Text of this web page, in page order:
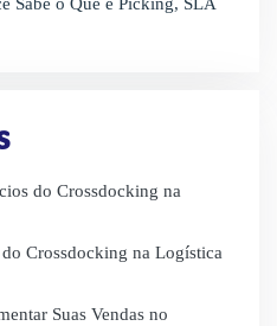
Sabe o Que é Picking, SLA
do Crossdocking na
Crossdocking na Logística
Suas Vendas no